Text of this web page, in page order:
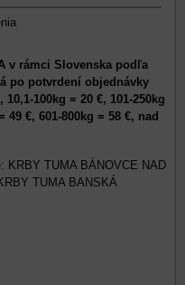
v rámci Slovenska podľa
po potvrdení objednávky
100kg = 20 €, 101-250kg
49 €, 601-800kg = 58 €, nad
KRBY TUMA BÁNOVCE NAD
TUMA BANSKÁ